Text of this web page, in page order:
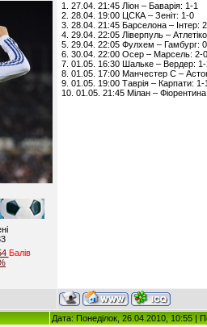
Балiв
1. 27.04. 21:45 Ліон – Баварія: 1-1
2. 28.04. 19:00 ЦСКА – Зеніт: 1-0
3. 28.04. 21:45 Барселона – Інтер:
4. 29.04. 22:05 Ліверпуль –
5. 29.04. 22:05 Фулхем – Гамбург:
6. 30.04. 22:00 Осер – Марсель: 2-0
7. 01.05. 16:30 Шальке – Вердер:
8. 01.05. 17:00 Манчестер С –
9. 01.05. 19:00 Таврія – Карпати: 1-
10. 01.05. 21:45 Мілан –
Дата: Понеділок, 26.04.2010, 10:55 |